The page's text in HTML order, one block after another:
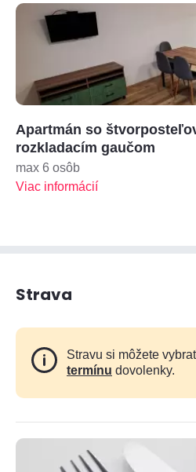
Apartmán so
rozkladacím gaučom
max 6 osôb
Viac informácií
Strava
Stravu si môžete
termínu dovolenky.